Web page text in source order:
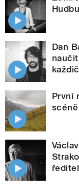
Dan
První